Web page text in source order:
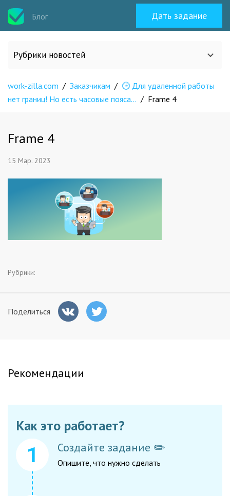
Блог Дать задание
Рубрики новостей
Все статьи
Новости сервиса
Исполнителям
Заказчикам
work-zilla.com / Заказчикам / 🕒 Для удаленной работы
нет границ! Но есть часовые пояса… / Frame 4
Frame 4
15 Мар. 2023
Рубрики:
Поделиться
Рекомендации
Как это работает?
Создайте задание ✏️
Опишите, что нужно сделать